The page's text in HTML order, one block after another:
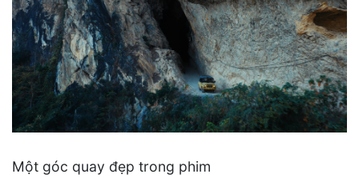
Một góc quay đẹp trong phim